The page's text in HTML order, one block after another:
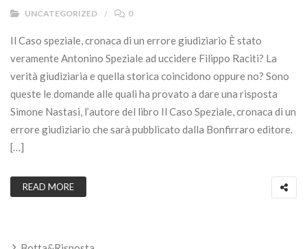
UNCATEGORIZED 0
Il Caso speziale, cronaca di un errore giudiziario È stato
veramente Antonino Speziale ad uccidere Filippo Raciti? La
verità giudiziaria e quella storica coincidono oppure no? Sono
queste le domande alle quali ha provato a dare una risposta
Simone Nastasi, l’autore del libro Il Caso Speziale, cronaca di un
errore giudiziario che sarà pubblicato dalla Bonfirraro editore.
[…]
READ MORE